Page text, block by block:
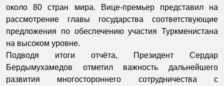
около 80 стран мира. Вице-премьер представил на
рассмотрение главы государства соответствующие
предложения по обеспечению участия Туркменистана
на высоком уровне.
Подводя итоги отчёта, Президент Сердар
Бердымухамедов отметил важность дальнейшего
развития многостороннего сотрудничества с